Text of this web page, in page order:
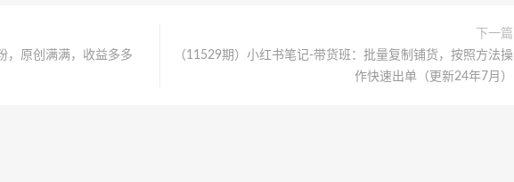
，原创满满，收益多多
下一篇
（11529期）小红书笔记-带货班：批量复制铺货，按照方法操
作快速出单（更新24年7月）